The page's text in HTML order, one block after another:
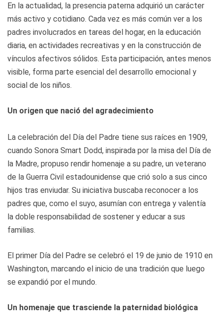
En la actualidad, la presencia paterna adquirió un carácter
más activo y cotidiano. Cada vez es más común ver a los
padres involucrados en tareas del hogar, en la educación
diaria, en actividades recreativas y en la construcción de
vínculos afectivos sólidos. Esta participación, antes menos
visible, forma parte esencial del desarrollo emocional y
social de los niños.
Un origen que nació del agradecimiento
La celebración del Día del Padre tiene sus raíces en 1909,
cuando Sonora Smart Dodd, inspirada por la misa del Día de
la Madre, propuso rendir homenaje a su padre, un veterano
de la Guerra Civil estadounidense que crió solo a sus cinco
hijos tras enviudar. Su iniciativa buscaba reconocer a los
padres que, como el suyo, asumían con entrega y valentía
la doble responsabilidad de sostener y educar a sus
familias.
El primer Día del Padre se celebró el 19 de junio de 1910 en
Washington, marcando el inicio de una tradición que luego
se expandió por el mundo.
Un homenaje que trasciende la paternidad biológica